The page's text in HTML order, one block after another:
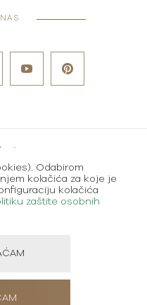
Odabirom
kolačića za koje je
kolačića
zaštite osobnih